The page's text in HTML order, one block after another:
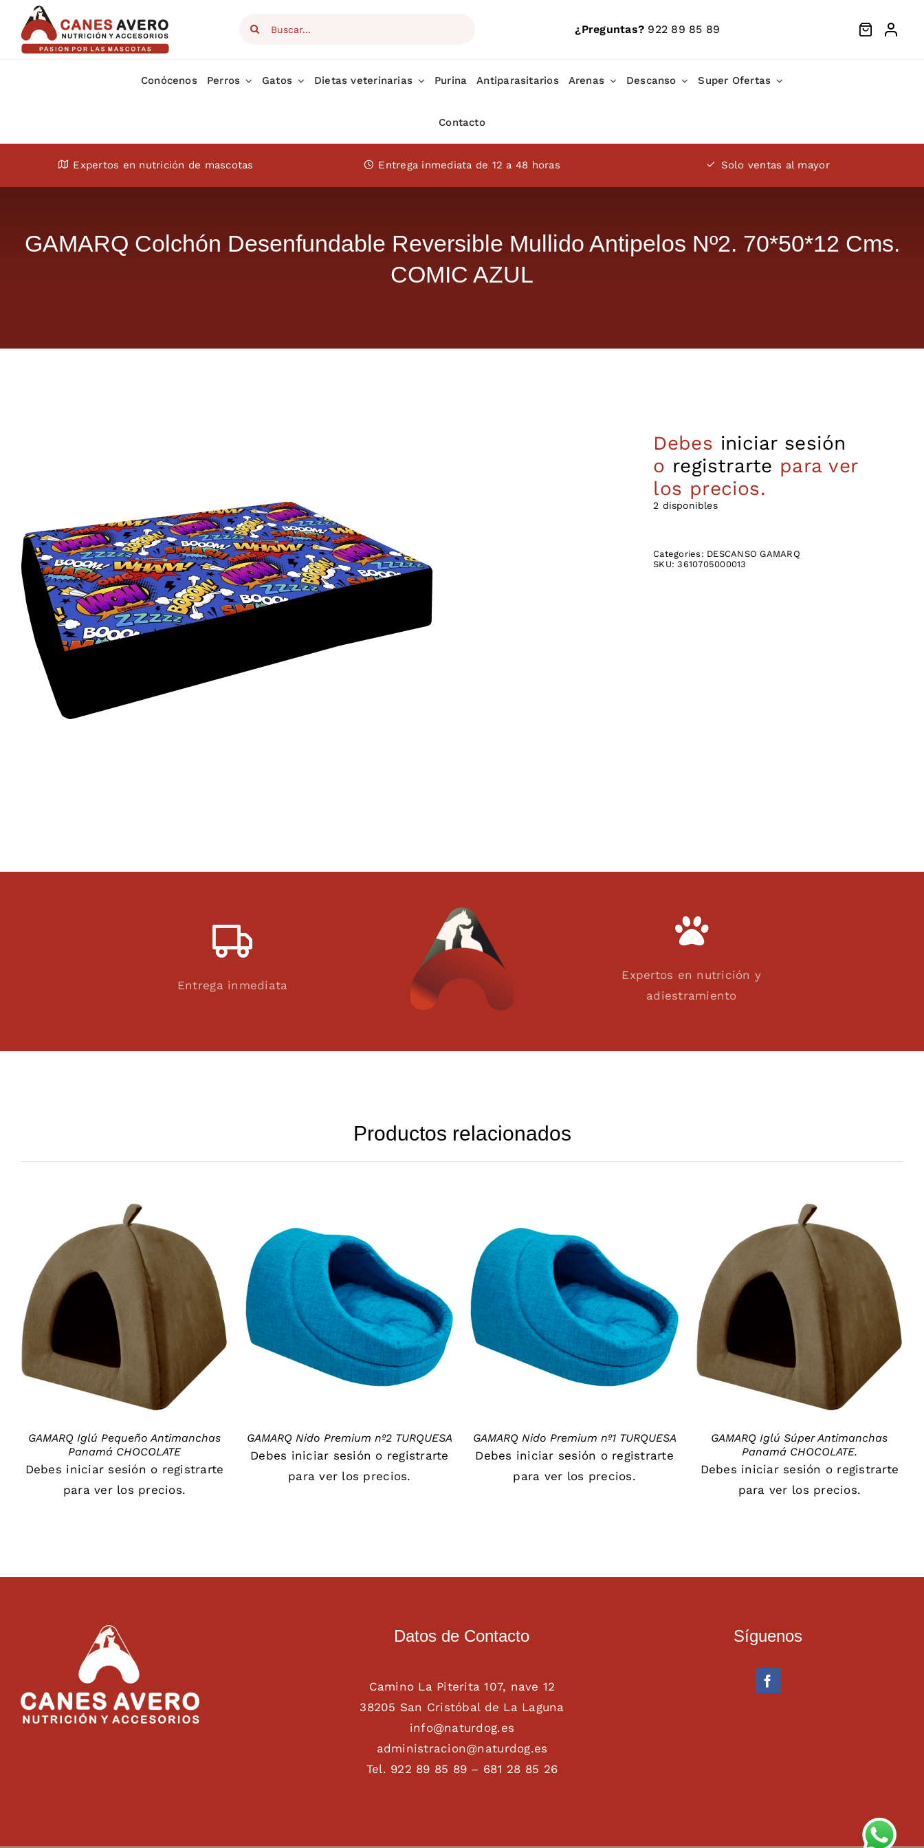
content
Search
¿Preguntas? 922 89 85 89
Conócenos Perros Gatos Dietas veterinarias Purina Antiparasitarios Arenas Descanso Super Ofertas
Contacto
Expertos en nutrición de mascotas Entrega inmediata de 12 a 48 horas Solo ventas al mayor
GAMARQ Colchón Desenfundable Reversible Mullido Antipelos Nº2. 70*50*12 Cms.
COMIC AZUL
Debes iniciar sesión
o registrarte para ver
los precios.
2 disponibles
Categories: DESCANSO GAMARQ
SKU:3610705000013
Entrega inmediata
Expertos en nutrición y
adiestramiento
Productos relacionados
DETAILS
GAMARQ Iglú Pequeño Antimanchas
Panamá CHOCOLATE
Debes iniciar sesión o registrarte
para ver los precios.
DETAILS
GAMARQ Nido Premium nº2 TURQUESA
Debes iniciar sesión o registrarte
para ver los precios.
DETAILS
GAMARQ Nido Premium nº1 TURQUESA
Debes iniciar sesión o registrarte
para ver los precios.
DETAILS
GAMARQ Iglú Súper Antimanchas
Panamá CHOCOLATE.
Debes iniciar sesión o registrarte
para ver los precios.
Datos de Contacto
Camino La Piterita 107, nave 12
38205 San Cristóbal de La Laguna
info@naturdog.es
administracion@naturdog.es
Tel. 922 89 85 89 – 681 28 85 26
Síguenos